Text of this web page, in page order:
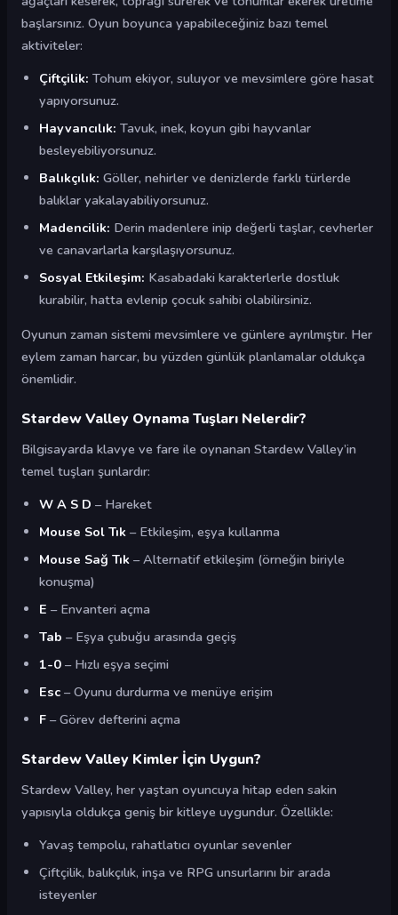
başlarsınız. Oyun boyunca yapabileceğiniz bazı temel
aktiviteler:
Çiftçilik: Tohum ekiyor, suluyor ve mevsimlere göre hasat
yapıyorsunuz.
Hayvancılık: Tavuk, inek, koyun gibi hayvanlar
besleyebiliyorsunuz.
Balıkçılık: Göller, nehirler ve denizlerde farklı türlerde
balıklar yakalayabiliyorsunuz.
Madencilik: Derin madenlere inip değerli taşlar, cevherler
ve canavarlarla karşılaşıyorsunuz.
Sosyal Etkileşim: Kasabadaki karakterlerle dostluk
kurabilir, hatta evlenip çocuk sahibi olabilirsiniz.
Oyunun zaman sistemi mevsimlere ve günlere ayrılmıştır. Her
eylem zaman harcar, bu yüzden günlük planlamalar oldukça
önemlidir.
Stardew Valley Oynama Tuşları Nelerdir?
Bilgisayarda klavye ve fare ile oynanan Stardew Valley’in
temel tuşları şunlardır:
W A S D – Hareket
Mouse Sol Tık – Etkileşim, eşya kullanma
Mouse Sağ Tık – Alternatif etkileşim (örneğin biriyle
konuşma)
E – Envanteri açma
Tab – Eşya çubuğu arasında geçiş
1-0 – Hızlı eşya seçimi
Esc – Oyunu durdurma ve menüye erişim
F – Görev defterini açma
Stardew Valley Kimler İçin Uygun?
Stardew Valley, her yaştan oyuncuya hitap eden sakin
yapısıyla oldukça geniş bir kitleye uygundur. Özellikle:
Yavaş tempolu, rahatlatıcı oyunlar sevenler
Çiftçilik, balıkçılık, inşa ve RPG unsurlarını bir arada
isteyenler